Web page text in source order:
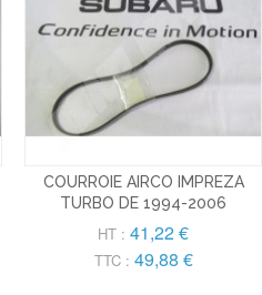
COURROIE AIRCO IMPREZA
TURBO DE 1994-2006
HT : 41,22 €
TTC : 49,88 €